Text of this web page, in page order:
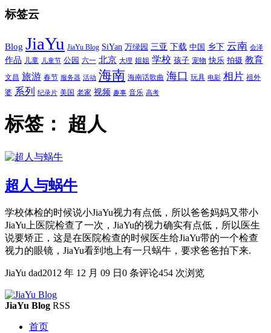
标签云
Blog JiaYu JiaYu Blog SiYan 万绿园 三亚 下载 中国 乡下 云南 会泽
作品 儿童 儿童节 公园 六一 北京 大理 姐姐 学校 孩子 宠物 快乐 拍摄 教育
文昌 旅游 春节 服务器 活动 海南 海南话歌曲 海口 玩具 电影 相片 祖外
婆 系列 纪录片 美国 老家 视频 趣事 音乐 高考
标签： 超人
超人与蜗牛
学校体检的时候说小JiaYu视力有点低，所以爸爸妈妈又带小
JiaYu上医院检查了一次，JiaYu的视力确实有点低，所以医生
说要矫正，这是在医院检查的时候医生给JiaYu带的一个检查
视力的眼镜，JiaYu看到地上有一只蜗牛，要求爸爸拍下来.
JiaYu dad2012 年 12 月 09 日 0 条评论454 次浏览
JiaYu Blog RSS
首页